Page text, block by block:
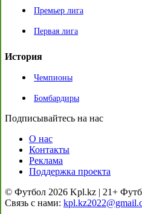
Премьер лига
Первая лига
История
Чемпионы
Бомбардиры
Подписывайтесь на нас
О нас
Контакты
Реклама
Поддержка проекта
© Футбол 2026 Kpl.kz | 21+
Связь с нами: